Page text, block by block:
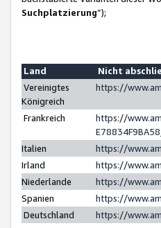
Suchplatzierung”);
Land
Nicht
Vereinigtes
Königreich
https://
Frankreich
https://
Italien
https://
Irland
https://
Niederlande
https://
Spanien
https://
Deutschland
https://